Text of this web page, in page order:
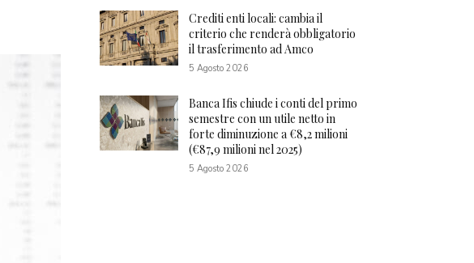
Crediti enti locali: cambia il
criterio che renderà obbligatorio
il trasferimento ad Amco
5 Agosto 2026
Banca Ifis chiude i conti del primo
semestre con un utile netto in
forte diminuzione a €8,2 milioni
(€87,9 milioni nel 2025)
5 Agosto 2026